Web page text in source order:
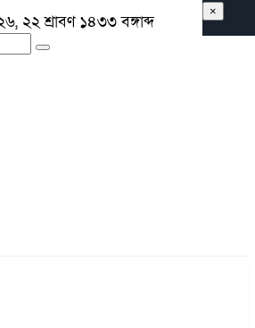
২২ শ্রাবণ ১৪৩৩ বঙ্গাব্দ
×